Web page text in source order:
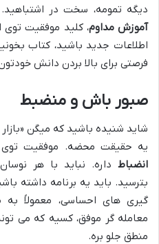
دیگه تمومه، سخت در
آموزش مداوم، کلید موفقیت
اطلاعات جدید باشید، کتاب
فرصتی برای بالا بردن دانش
صبور باش و منضبط
شاید شنیده باشید که میگن
یه حقیقت محضه. موفقیت توی
انضباط داره. نباید با هر
بترسید. باید یه برنامه داشته
گیری های احساسی، معمولاً
معامله گر موفق، کسیه که می
منطق جلو بره.